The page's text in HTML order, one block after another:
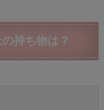
持ち物 は？